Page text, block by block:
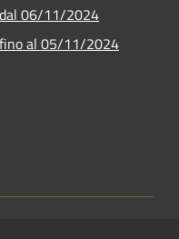
06/11/2024
al 05/11/2024